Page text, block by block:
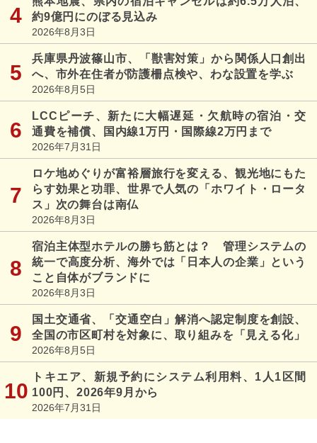
約9億円にのぼる見込み
2026年8月3日
兵庫県丹波篠山市、「獣害対策」から関係人口創出
へ、市外在住者が防護柵点検や、わな設置を学ぶ
2026年8月5日
LCCピーチ、新たに大幅遅延・欠航時の宿泊・交
通費を補償、国内線1万円・国際線2万円まで
2026年7月31日
ロケ地めぐりが富裕層旅行を変える、観光地にもた
らす効果と功罪、世界で人気の「ホワイト・ロータ
ス」次の舞台は南仏
2026年8月3日
宿泊主体型ホテルの勝ち筋とは？ 管理システムの
統一で高度分析、海外では「日本人の企業」という
こと自体がブランドに
2026年8月3日
国土交通省、「交通空白」解消へ認定制度を創設、
全国の市区町村を対象に、取り組みを「見える化」
2026年8月5日
トキエア、新規予約にシステム利用料、1人1区間
100円、2026年9月から
2026年7月31日